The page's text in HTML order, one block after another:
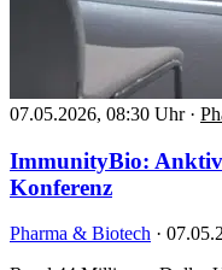
07.05.2026, 08:30 Uhr ·
ImmunityBio:
Konferenz
Pharma & Biotech ·